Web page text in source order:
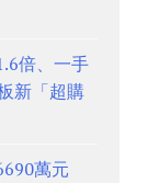
倍、一手
新「超購
萬元